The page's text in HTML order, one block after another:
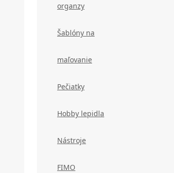
organzy
Šablóny na
maľovanie
Pečiatky
Hobby lepidla
Nástroje
FIMO